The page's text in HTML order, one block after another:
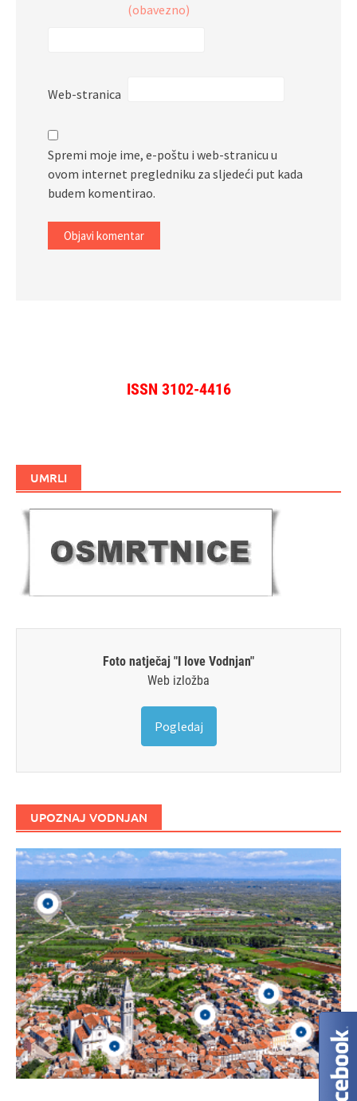
(obavezno)
Web-stranica
Spremi moje ime, e-poštu i web-stranicu u
ovom internet pregledniku za sljedeći put kada
budem komentirao.
ISSN 3102-4416
UMRLI
Foto natječaj "I love Vodnjan"
Web izložba
Pogledaj
UPOZNAJ VODNJAN